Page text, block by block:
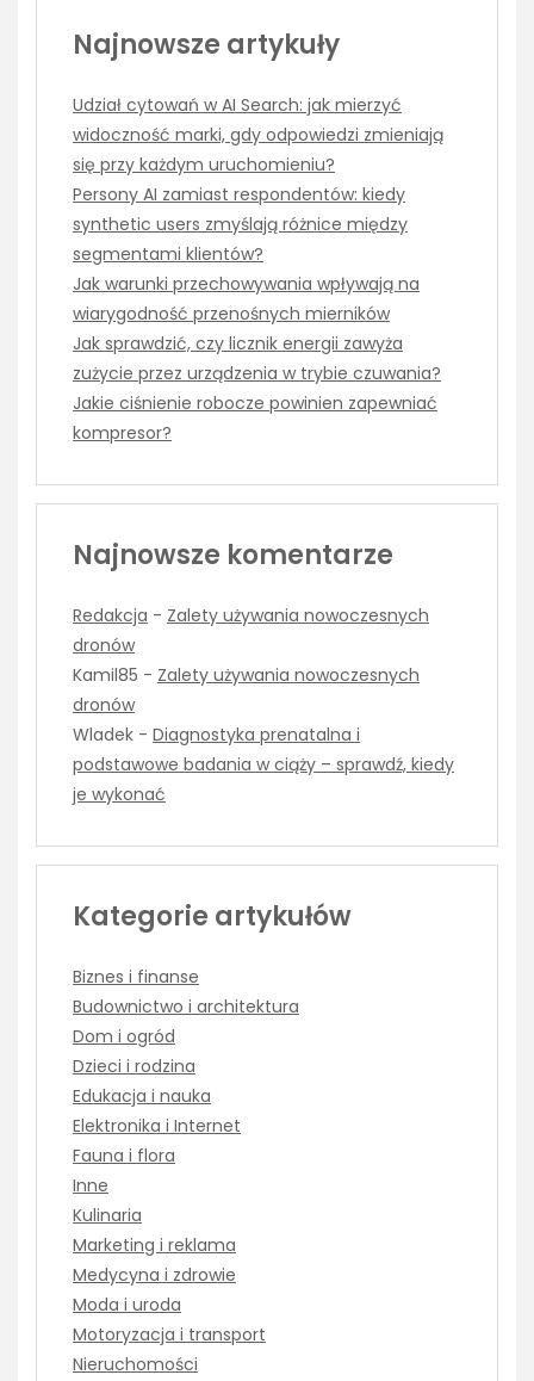
Najnowsze artykuły
Udział cytowań w AI Search: jak mierzyć
widoczność marki, gdy odpowiedzi zmieniają
się przy każdym uruchomieniu?
Persony AI zamiast respondentów: kiedy
synthetic users zmyślają różnice między
segmentami klientów?
Jak warunki przechowywania wpływają na
wiarygodność przenośnych mierników
Jak sprawdzić, czy licznik energii zawyża
zużycie przez urządzenia w trybie czuwania?
Jakie ciśnienie robocze powinien zapewniać
kompresor?
Najnowsze komentarze
Redakcja - Zalety używania nowoczesnych
dronów
Kamil85 - Zalety używania nowoczesnych
dronów
Wladek - Diagnostyka prenatalna i
podstawowe badania w ciąży – sprawdź, kiedy
je wykonać
Kategorie artykułów
Biznes i finanse
Budownictwo i architektura
Dom i ogród
Dzieci i rodzina
Edukacja i nauka
Elektronika i Internet
Fauna i flora
Inne
Kulinaria
Marketing i reklama
Medycyna i zdrowie
Moda i uroda
Motoryzacja i transport
Nieruchomości